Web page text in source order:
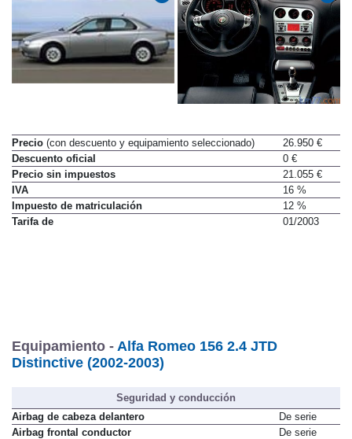
Precio (con descuento y equipamiento seleccionado)
26.950 €
Descuento oficial
0 €
Precio sin impuestos
21.055 €
IVA
16 %
Impuesto de matriculación
12 %
Tarifa de
01/2003
Equipamiento - Alfa Romeo 156 2.4 JTD
Distinctive (2002-2003)
Seguridad y conducción
Airbag de cabeza delantero
De serie
Airbag frontal conductor
De serie